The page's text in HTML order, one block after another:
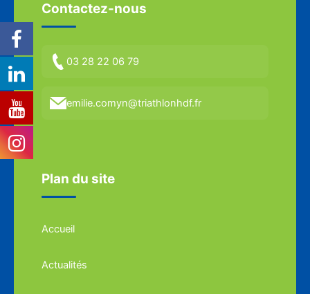
Contactez-nous
03 28 22 06 79
emilie.comyn@triathlonhdf.fr
Plan du site
Accueil
Actualités